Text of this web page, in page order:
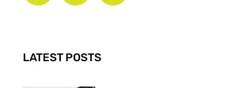
-
f
m
LATEST POSTS